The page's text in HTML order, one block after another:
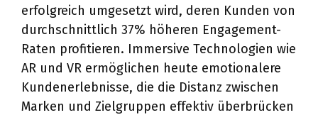
erfolgreich umgesetzt wird, deren Kunden von
durchschnittlich 37% höheren Engagement-
Raten profitieren. Immersive Technologien wie
AR und VR ermöglichen heute emotionalere
Kundenerlebnisse, die die Distanz zwischen
Marken und Zielgruppen effektiv überbrücken